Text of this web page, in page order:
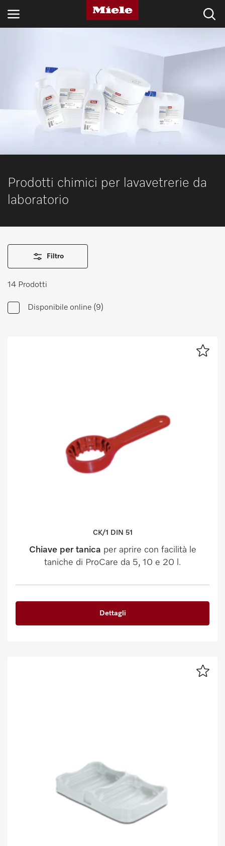
BLOG E NOVITÀ
PRODOTTI
Prodotti chimici per lavavetrerie da
laboratorio
Filtro
14 Prodotti
Disponibile online (9)
CK/1 DIN 51
Chiave per tanica per aprire con facilità le
taniche di ProCare da 5, 10 e 20 l.
Dettagli